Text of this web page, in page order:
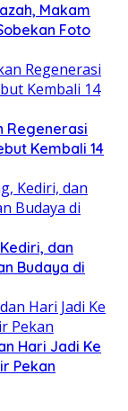
Makam
Foto
Regenerasi
Kembali 14
dan
Budaya di
Hari Jadi Ke
Pekan